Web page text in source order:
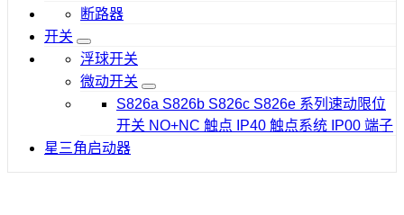
断路器
开关
浮球开关
微动开关
S826a S826b S826c S826e 系列速动限位
开关 NO+NC 触点 IP40 触点系统 IP00 端子
星三角启动器